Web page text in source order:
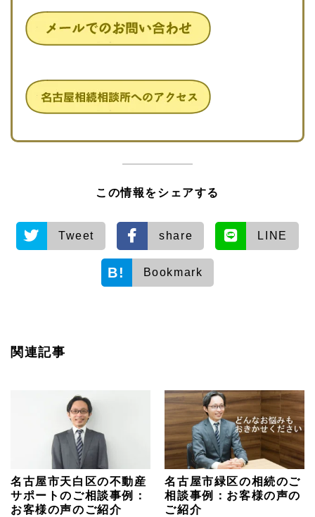
この情報をシェアする
Tweet share LINE
Bookmark
関連記事
名古屋市天白区の不動産
サポートのご相談事例：
お客様の声のご紹介
名古屋市緑区の相続のご
相談事例：お客様の声の
ご紹介